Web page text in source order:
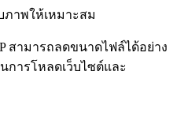
ภาพให้เหมาะสม
สามารถลดขนาดไฟล์ได้อย่าง
การโหลดเว็บไซต์และ